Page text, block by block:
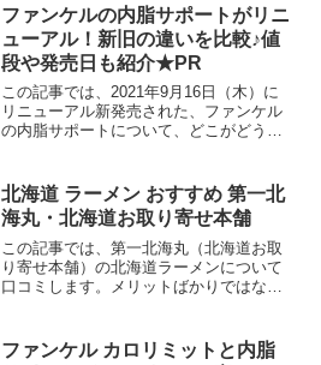
ちの口コミもたくさん読んだので、まと
めたッス。少しでもあなたの...
ファンケルの内脂サポートがリニ
ューアル！新旧の違いを比較♪値
段や発売日も紹介★PR
この記事では、2021年9月16日（木）に
リニューアル新発売された、ファンケル
の内脂サポートについて、どこがどう新
れた、新・内脂サポート。これは気にな
りますね。
北海道 ラーメン おすすめ 第一北
海丸・北海道お取り寄せ本舗
この記事では、第一北海丸（北海道お取
り寄せ本舗）の北海道ラーメンについて
口コミします。メリットばかりではな
んたちの口コミもたくさん読んだので、
ファンケル カロリミットと内脂